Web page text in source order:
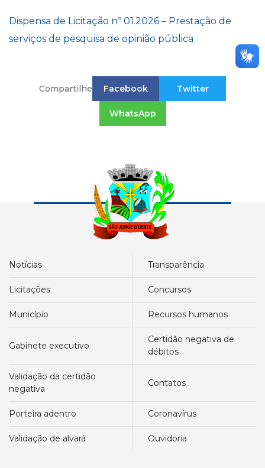
Dispensa de Licitação nº 01.2026 – Prestação de
serviços de pesquisa de opinião pública
Compartilhe Facebook Twitter
WhatsApp
notícias transparência
licitações concursos
município recursos humanos
gabinete executivo
certidão negativa de
débitos
validação da certidão
negativa
contatos
porteira adentro coronavírus
validação de alvará ouvidoria